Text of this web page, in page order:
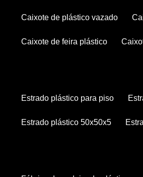
caixote de plástico vazado
caixote de feira plástico
estrado plástico para piso
estrado plástico 50x50x5